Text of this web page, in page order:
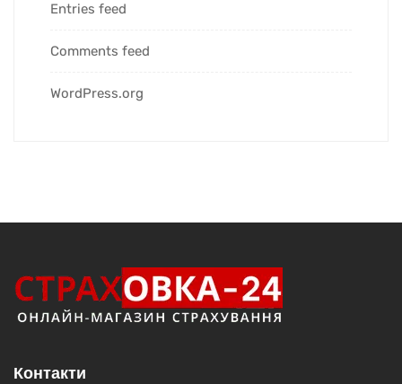
Entries feed
Comments feed
WordPress.org
Контакти